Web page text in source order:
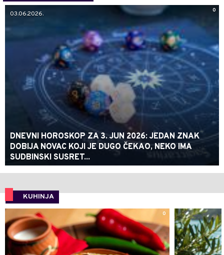
0
03.06.2026.
DNEVNI HOROSKOP ZA 3. JUN 2026: JEDAN ZNAK
DOBIJA NOVAC KOJI JE DUGO ČEKAO, NEKO IMA
SUDBINSKI SUSRET...
KUHINJA
0